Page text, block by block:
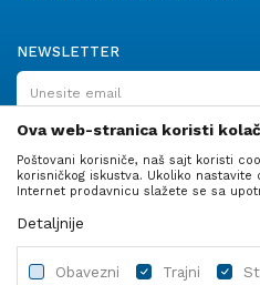
NEWSLETTER
PRATITE NAS
Ova web-stranica koristi
Poštovani korisniče, naš sajt koristi
korisničkog iskustva. Ukoliko
Internet prodavnicu slažete se sa
Detaljnije
Obavezni Trajni